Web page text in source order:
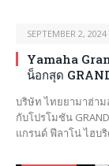
SEPTEMBER 2, 2024
Yamaha
น็อกสุด
บริษัท ไทยยามาฮ่าม
กับโปรโมชัน
แกรนด์ ฟีลาโน่ ไฮบ